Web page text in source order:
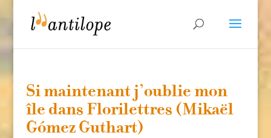
Si maintenant j’oublie mon
île dans Florilettres (Mikaël
Gómez Guthart)